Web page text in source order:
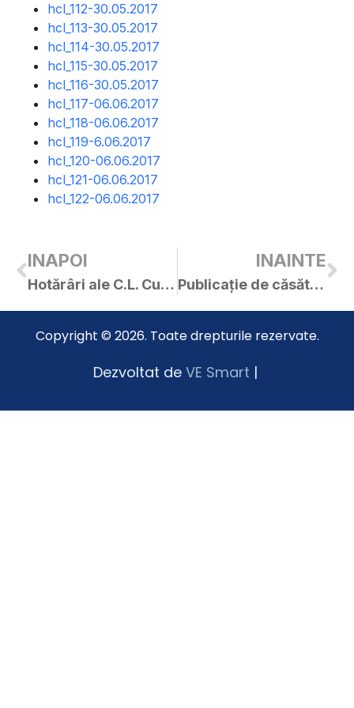
hcl_112-30.05.2017
hcl_113-30.05.2017
hcl_114-30.05.2017
hcl_115-30.05.2017
hcl_116-30.05.2017
hcl_117-06.06.2017
hcl_118-06.06.2017
hcl_119-6.06.2017
hcl_120-06.06.2017
hcl_121-06.06.2017
hcl_122-06.06.2017
INAPOI
Hotărâri ale C.L. Curtici adoptate în ședința din 23.05.2017
INAINTE
Publicație de căsătorie – Nagy Raul / Gheorghieș Giorgiana
Copyright © 2026. Toate drepturile rezervate.
Dezvoltat de VE Smart |